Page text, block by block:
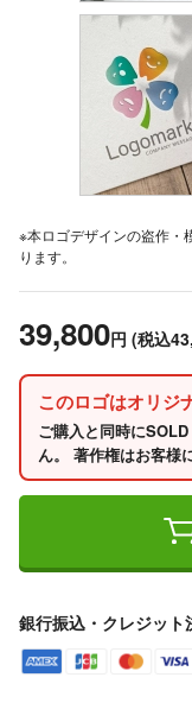
※本ロゴデザインの盗作・
ります。
39,800円 (税込
このロゴはオリジ
ご購入と同時に
ん。 著作権はお客様
銀行振込・クレジット